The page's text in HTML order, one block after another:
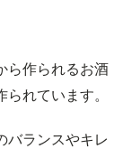
ら作られるお酒
れています。
バランスやキレ